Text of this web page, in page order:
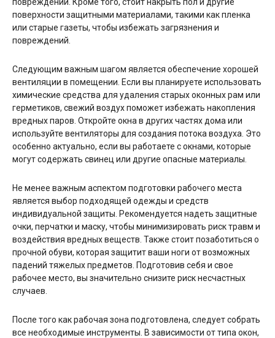
поверхности защитными материалами, такими как пленка
или старые газеты, чтобы избежать загрязнения и
повреждений.
Следующим важным шагом является обеспечение хорошей
вентиляции в помещении. Если вы планируете использовать
химические средства для удаления старых оконных рам или
герметиков, свежий воздух поможет избежать накопления
вредных паров. Откройте окна в других частях дома или
используйте вентиляторы для создания потока воздуха. Это
особенно актуально, если вы работаете с окнами, которые
могут содержать свинец или другие опасные материалы.
Не менее важным аспектом подготовки рабочего места
является выбор подходящей одежды и средств
индивидуальной защиты. Рекомендуется надеть защитные
очки, перчатки и маску, чтобы минимизировать риск травм и
воздействия вредных веществ. Также стоит позаботиться о
прочной обуви, которая защитит ваши ноги от возможных
падений тяжелых предметов. Подготовив себя и свое
рабочее место, вы значительно снизите риск несчастных
случаев.
После того как рабочая зона подготовлена, следует собрать
все необходимые инструменты. В зависимости от типа окон,